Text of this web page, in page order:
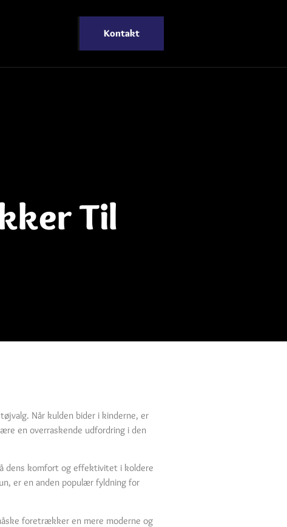
Kontakt
Til
Når kulden bider i kinderne, er
en overraskende udfordring i den
dens komfort og effektivitet i koldere
er en anden populær fyldning for
foretrækker en mere moderne og